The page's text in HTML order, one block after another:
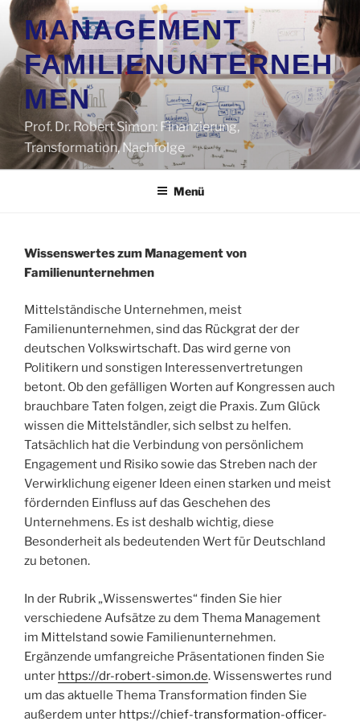
Zum
Inhalt
springen
MANAGEMENT
FAMILIENUNTERNEH
MEN
Prof. Dr. Robert Simon: Finanzierung,
Transformation, Nachfolge
Menü
Wissenswertes zum Management von
Familienunternehmen
Mittelständische Unternehmen, meist
Familienunternehmen, sind das Rückgrat der der
deutschen Volkswirtschaft. Das wird gerne von
Politikern und sonstigen Interessenvertretungen
betont. Ob den gefälligen Worten auf Kongressen auch
brauchbare Taten folgen, zeigt die Praxis. Zum Glück
wissen die Mittelständler, sich selbst zu helfen.
Tatsächlich hat die Verbindung von persönlichem
Engagement und Risiko sowie das Streben nach der
Verwirklichung eigener Ideen einen starken und meist
fördernden Einfluss auf das Geschehen des
Unternehmens. Es ist deshalb wichtig, diese
Besonderheit als bedeutenden Wert für Deutschland
zu betonen.
In der Rubrik „Wissenswertes“ finden Sie hier
verschiedene Aufsätze zu dem Thema Management
im Mittelstand sowie Familienunternehmen.
Ergänzende umfangreiche Präsentationen finden Sie
unter https://dr-robert-simon.de. Wissenswertes rund
um das aktuelle Thema Transformation finden Sie
außerdem unter https://chief-transformation-officer-